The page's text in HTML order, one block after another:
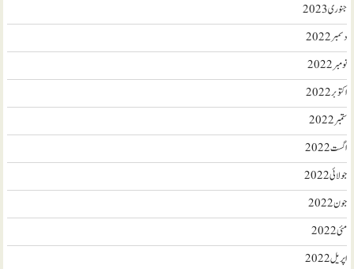
جنوری 2023
دسمبر 2022
نومبر 2022
اکتوبر 2022
ستمبر 2022
اگست 2022
جولائی 2022
جون 2022
مئی 2022
اپریل 2022